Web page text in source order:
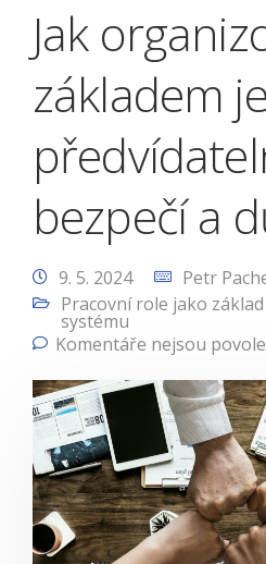
Jak
základem
bezpečí a
9. 5. 2024
Petr
Pracovní role jako
systému
Komentáře nejsou